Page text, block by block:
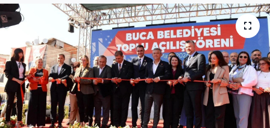
Sağlık
Siyaset
Son Dakika
Spor